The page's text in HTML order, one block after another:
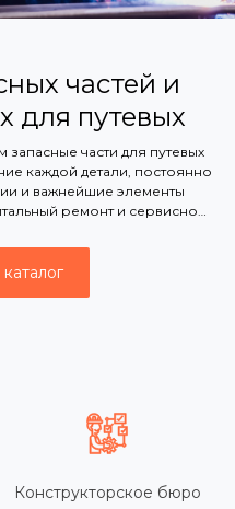
частей и
для путевых
части для путевых
каждой детали, постоянно
и важнейшие элементы
ремонт и сервисное
Конструкторское бюро